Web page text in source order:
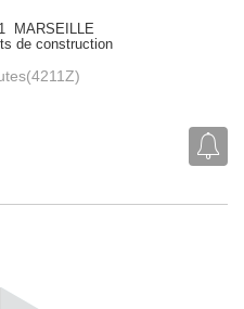
MARSEILLE
de construction